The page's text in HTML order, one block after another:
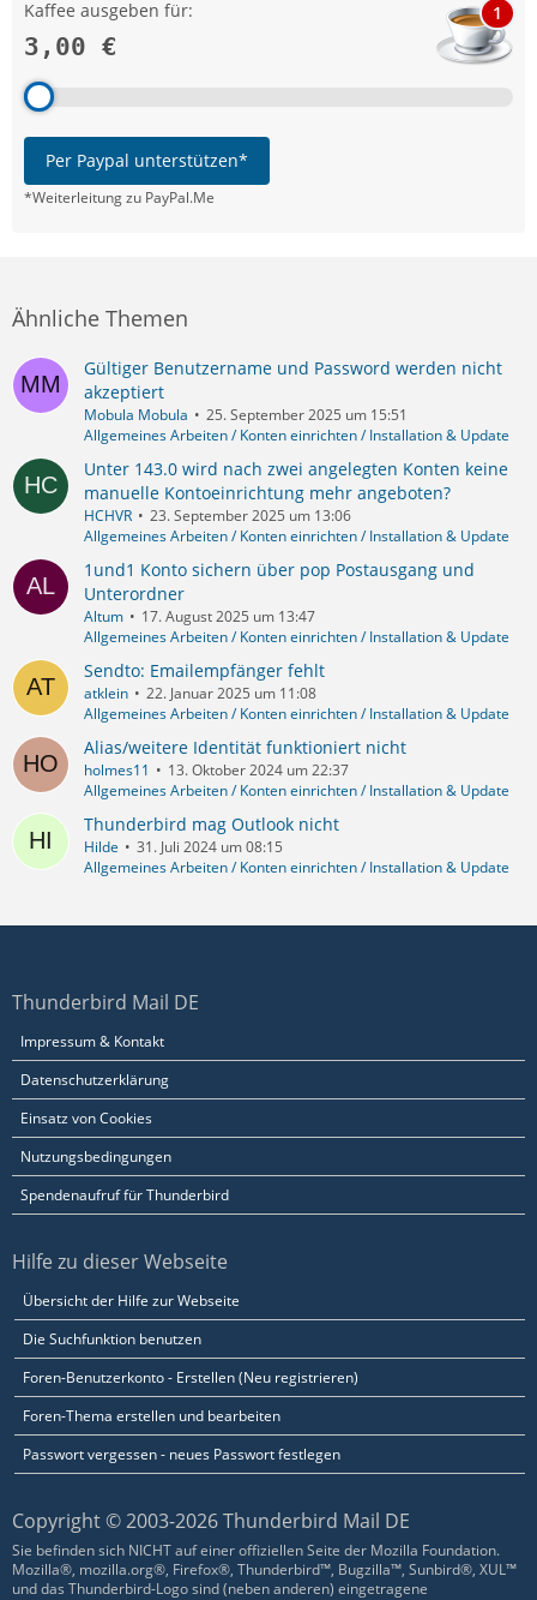
Kaffee ausgeben für:
3,00 €
1
Per Paypal unterstützen*
*Weiterleitung zu PayPal.Me
Ähnliche Themen
Gültiger Benutzername und Password werden nicht
akzeptiert
Mobula Mobula
25. September 2025 um 15:51
Allgemeines Arbeiten / Konten einrichten / Installation & Update
Unter 143.0 wird nach zwei angelegten Konten keine
manuelle Kontoeinrichtung mehr angeboten?
HCHVR
23. September 2025 um 13:06
Allgemeines Arbeiten / Konten einrichten / Installation & Update
1und1 Konto sichern über pop Postausgang und
Unterordner
Altum
17. August 2025 um 13:47
Allgemeines Arbeiten / Konten einrichten / Installation & Update
Sendto: Emailempfänger fehlt
atklein
22. Januar 2025 um 11:08
Allgemeines Arbeiten / Konten einrichten / Installation & Update
Alias/weitere Identität funktioniert nicht
holmes11
13. Oktober 2024 um 22:37
Allgemeines Arbeiten / Konten einrichten / Installation & Update
Thunderbird mag Outlook nicht
Hilde
31. Juli 2024 um 08:15
Allgemeines Arbeiten / Konten einrichten / Installation & Update
Thunderbird Mail DE
Impressum & Kontakt
Datenschutzerklärung
Einsatz von Cookies
Nutzungsbedingungen
Spendenaufruf für Thunderbird
Hilfe zu dieser Webseite
Übersicht der Hilfe zur Webseite
Die Suchfunktion benutzen
Foren-Benutzerkonto - Erstellen (Neu registrieren)
Foren-Thema erstellen und bearbeiten
Passwort vergessen - neues Passwort festlegen
Copyright © 2003-2026 Thunderbird Mail DE
Sie befinden sich NICHT auf einer offiziellen Seite der Mozilla Foundation.
Mozilla®, mozilla.org®, Firefox®, Thunderbird™, Bugzilla™, Sunbird®, XUL™
und das Thunderbird-Logo sind (neben anderen) eingetragene